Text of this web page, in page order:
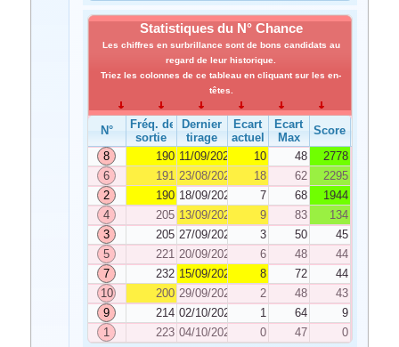
Statistiques du N° Chance
Les chiffres en surbrillance sont de bons candidats au
regard de leur historique.
Triez les colonnes de ce tableau en cliquant sur les en-
têtes.
N°
Fréq. de
sortie
Dernier
tirage
Ecart
actuel
Ecart
Max
Score
8
190 11/09/2021 10 48
2778
6
191 23/08/2021 18 62
2295
2
190 18/09/2021 7 68
1944
4
205 13/09/2021 9 83
134
3
205 27/09/2021 3 50
45
5
221 20/09/2021 6 48
44
7
232 15/09/2021 8 72
44
10
200 29/09/2021 2 48
43
9
214 02/10/2021 1 64
9
1
223 04/10/2021 0 47 0